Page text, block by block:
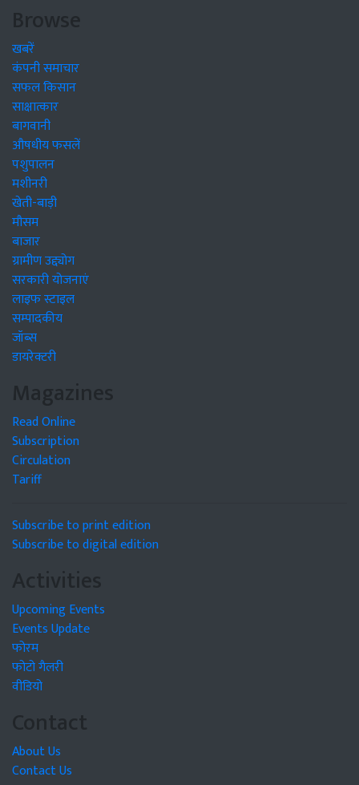
Browse
खबरें
कंपनी समाचार
सफल किसान
साक्षात्कार
बागवानी
औषधीय फसलें
पशुपालन
मशीनरी
खेती-बाड़ी
मौसम
बाजार
ग्रामीण उद्द्योग
सरकारी योजनाएं
लाइफ स्टाइल
सम्पादकीय
जॉब्स
डायरेक्टरी
Magazines
Read Online
Subscription
Circulation
Tariff
Subscribe to print edition
Subscribe to digital edition
Activities
Upcoming Events
Events Update
फोरम
फोटो गैलरी
वीडियो
Contact
About Us
Contact Us